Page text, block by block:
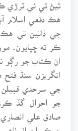
ٿيڻ تي ئي ٽرڙي
هڪ دفعي اسلام
جي ذاتين تي
ڪر ته ڇپايون.
ان ڪتاب جو رڳو
انگريزن سنڌ
جي سرحدي
جو احوال گڏ
صادق علي
جيڪو احوال